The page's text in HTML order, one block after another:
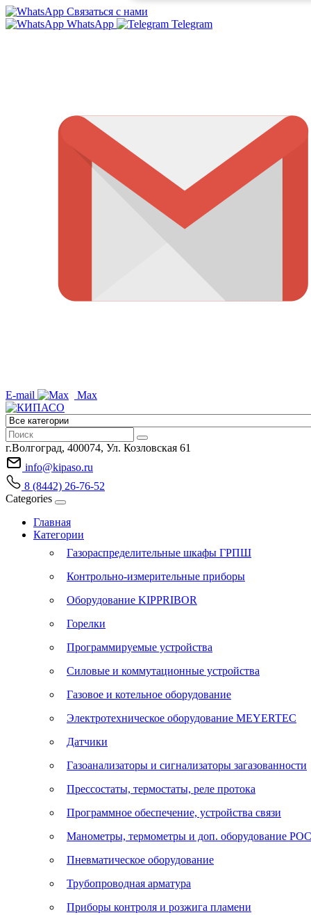
Связаться с нами
WhatsApp
Telegram
E-mail Max
г.Волгоград, 400074, Ул. Козловская 61
info@kipaso.ru
8 (8442) 26-76-52
Categories
Главная
Категории
Газораспределительные шкафы ГРПШ
Контрольно-измерительные приборы
Оборудование KIPPRIBOR
Горелки
Программируемые устройства
Силовые и коммутационные устройства
Газовое и котельное оборудование
Электротехническое оборудование MEYERTEC
Датчики
Газоанализаторы и сигнализаторы загазованности
Прессостаты, термостаты, реле протока
Программное обеспечение, устройства связи
Манометры, термометры и доп. оборудование
Пневматическое оборудование
Трубопроводная арматура
Приборы контроля и розжига пламени